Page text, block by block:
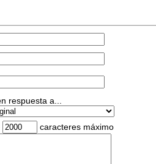
respuesta a...
caracteres máximo